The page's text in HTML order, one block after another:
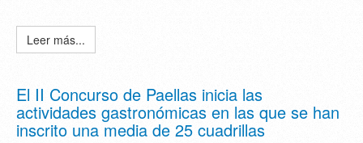
Leer más...
El II Concurso de Paellas inicia las
actividades gastronómicas en las que se han
inscrito una media de 25 cuadrillas